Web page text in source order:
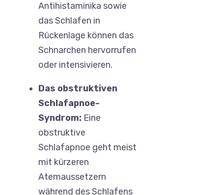
Antihistaminika sowie
das Schlafen in
Rückenlage können das
Schnarchen hervorrufen
oder intensivieren.
Das obstruktiven
Schlafapnoe-
Syndrom: Eine
obstruktive
Schlafapnoe geht meist
mit kürzeren
Atemaussetzern
während des Schlafens